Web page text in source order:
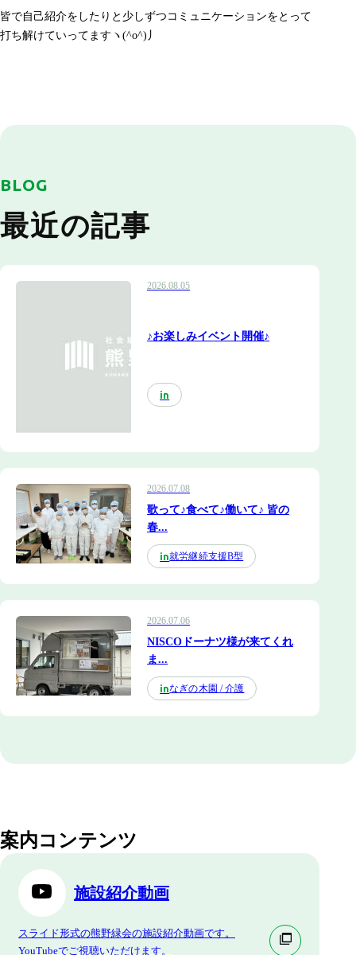
皆で自己紹介をしたりと少しずつコミュニケーションをとって
打ち解けていってますヽ(^o^)丿
最近の記事
BLOG
♪お楽しみイベント開催♪
2026.08.05
in
歌って♪食べて♪働いて♪ 皆の
春...
2026.07.08
in就労継続支援B型
NISCOドーナツ様が来てくれ
ま...
2026.07.06
inなぎの木園 / 介護
案内コンテンツ
施設紹介動画
スライド形式の熊野緑会の施設紹介動画です。
YouTubeでご視聴いただけます。